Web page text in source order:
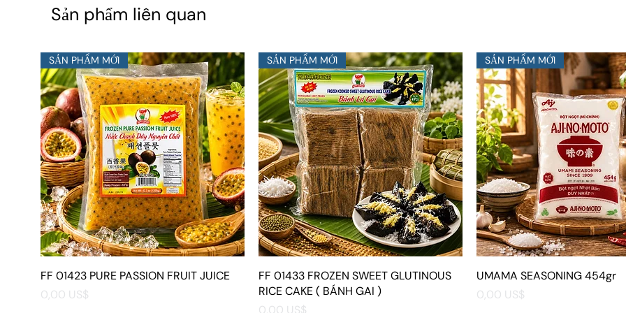
Sản phẩm liên quan
Xem nhanh
SẢN PHẨM MỚI
FF 01423 PURE PASSION FRUIT JUICE
Giá
0,00 US$
Xem nhanh
SẢN PHẨM MỚI
FF 01433 FROZEN SWEET GLUTINOUS
RICE CAKE ( BÁNH GAI )
Giá
0,00 US$
Xem nhanh
SẢN PHẨM MỚI
UMAMA SEASONING 454gr
Giá
0,00 US$